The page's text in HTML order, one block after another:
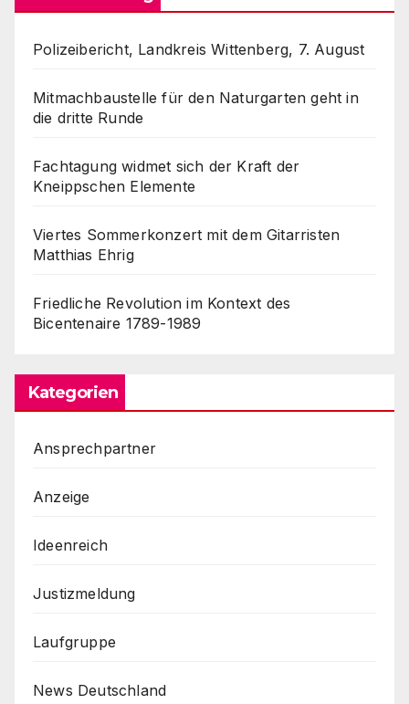
Polizeibericht, Landkreis Wittenberg, 7. August
Mitmachbaustelle für den Naturgarten geht in
die dritte Runde
Fachtagung widmet sich der Kraft der
Kneippschen Elemente
Viertes Sommerkonzert mit dem Gitarristen
Matthias Ehrig
Friedliche Revolution im Kontext des
Bicentenaire 1789-1989
Kategorien
Ansprechpartner
Anzeige
Ideenreich
Justizmeldung
Laufgruppe
News Deutschland